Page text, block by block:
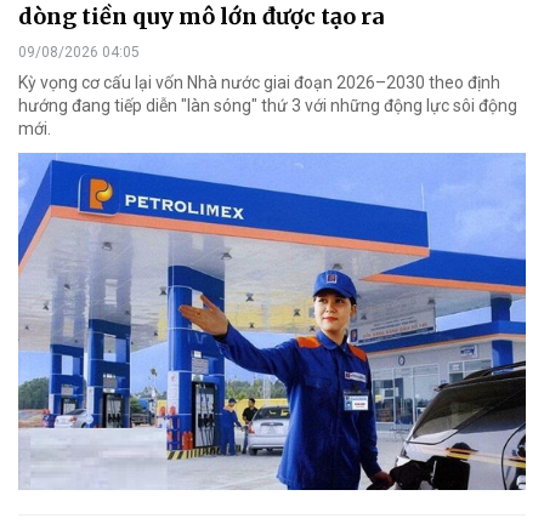
dòng tiền quy mô lớn được tạo ra
09/08/2026 04:05
Kỳ vọng cơ cấu lại vốn Nhà nước giai đoạn 2026–2030 theo định
hướng đang tiếp diễn "làn sóng" thứ 3 với những động lực sôi động
mới.